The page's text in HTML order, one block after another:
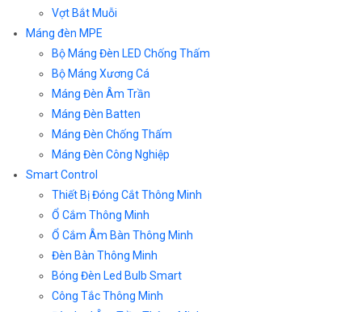
Vợt Bắt Muỗi
Máng đèn MPE
Bộ Máng Đèn LED Chống Thấm
Bộ Máng Xương Cá
Máng Đèn Âm Trần
Máng Đèn Batten
Máng Đèn Chống Thấm
Máng Đèn Công Nghiệp
Smart Control
Thiết Bị Đóng Cắt Thông Minh
Ổ Cắm Thông Minh
Ổ Cắm Âm Bàn Thông Minh
Đèn Bàn Thông Minh
Bóng Đèn Led Bulb Smart
Công Tắc Thông Minh